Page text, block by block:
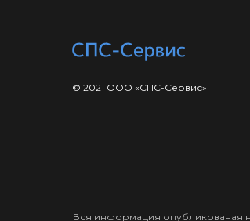
© 2021 ООО «СПС-Сервис»
Вся информация опубликованая